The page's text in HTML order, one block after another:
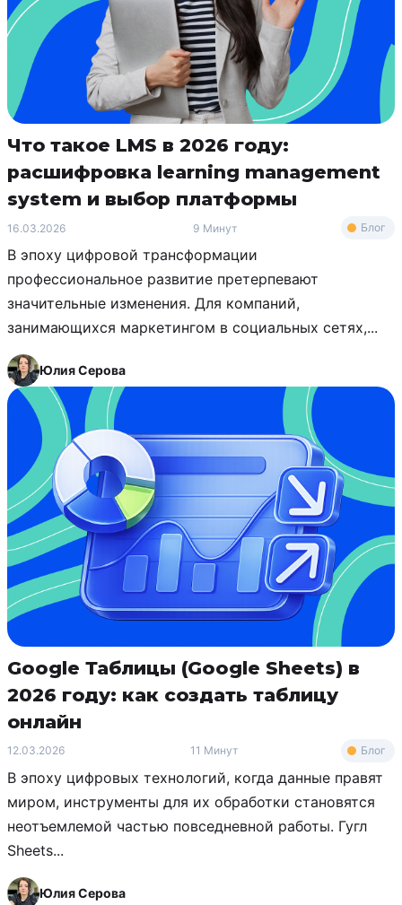
Что такое LMS в 2026 году:
расшифровка learning management
system и выбор платформы
16.03.2026 9 Минут Блог
В эпоху цифровой трансформации
профессиональное развитие претерпевают
значительные изменения. Для компаний,
занимающихся маркетингом в социальных сетях,...
Юлия Серова
Google Таблицы (Google Sheets) в
2026 году: как создать таблицу
онлайн
12.03.2026 11 Минут Блог
В эпоху цифровых технологий, когда данные правят
миром, инструменты для их обработки становятся
неотъемлемой частью повседневной работы. Гугл
Sheets...
Юлия Серова